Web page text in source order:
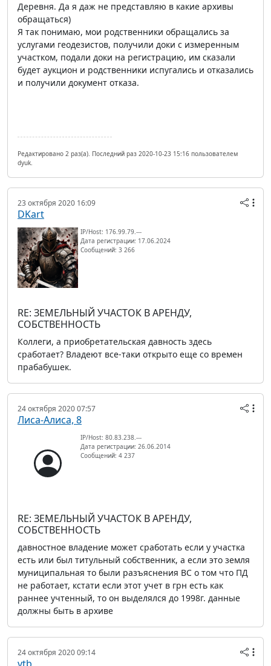
Деревня. Да я даж не представляю в какие архивы
обращаться)
Я так понимаю, мои родственники обращались за
услугами геодезистов, получили доки с измеренным
участком, подали доки на регистрацию, им сказали
будет аукцион и родственники испугались и отказались
и получили документ отказа.
Редактировано 2 раз(а). Последний раз 2020-10-23 15:16 пользователем
dyuk.
23 октября 2020 16:09
DKart
IP/Host: 176.99.79.---
Дата регистрации: 17.06.2024
Сообщений: 3 266
RE: ЗЕМЕЛЬНЫЙ УЧАСТОК В АРЕНДУ,
СОБСТВЕННОСТЬ
Коллеги, а приобретательская давность здесь
сработает? Владеют все-таки открыто еще со времен
прабабушек.
24 октября 2020 07:57
Лиса-Алиса, 8
IP/Host: 80.83.238.---
Дата регистрации: 26.06.2014
Сообщений: 4 237
RE: ЗЕМЕЛЬНЫЙ УЧАСТОК В АРЕНДУ,
СОБСТВЕННОСТЬ
давностное владение может сработать если у участка
есть или был титульный собственник, а если это земля
муниципальная то были разъяснения ВС о том что ПД
не работает, кстати если этот учет в грн есть как
раннее учтенный, то он выделялся до 1998г. данные
должны быть в архиве
24 октября 2020 09:14